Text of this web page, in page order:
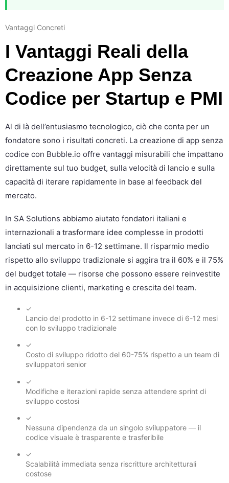
Vantaggi Concreti
I Vantaggi Reali della
Creazione App Senza
Codice per Startup e PMI
Al di là dell’entusiasmo tecnologico, ciò che conta per un
fondatore sono i risultati concreti. La creazione di app senza
codice con Bubble.io offre vantaggi misurabili che impattano
direttamente sul tuo budget, sulla velocità di lancio e sulla
capacità di iterare rapidamente in base al feedback del
mercato.
In SA Solutions abbiamo aiutato fondatori italiani e
internazionali a trasformare idee complesse in prodotti
lanciati sul mercato in 6-12 settimane. Il risparmio medio
rispetto allo sviluppo tradizionale si aggira tra il 60% e il 75%
del budget totale — risorse che possono essere reinvestite
in acquisizione clienti, marketing e crescita del team.
✓
Lancio del prodotto in 6-12 settimane invece di 6-12 mesi
con lo sviluppo tradizionale
✓
Costo di sviluppo ridotto del 60-75% rispetto a un team di
sviluppatori senior
✓
Modifiche e iterazioni rapide senza attendere sprint di
sviluppo costosi
✓
Nessuna dipendenza da un singolo sviluppatore — il
codice visuale è trasparente e trasferibile
✓
Scalabilità immediata senza riscritture architetturali
costose